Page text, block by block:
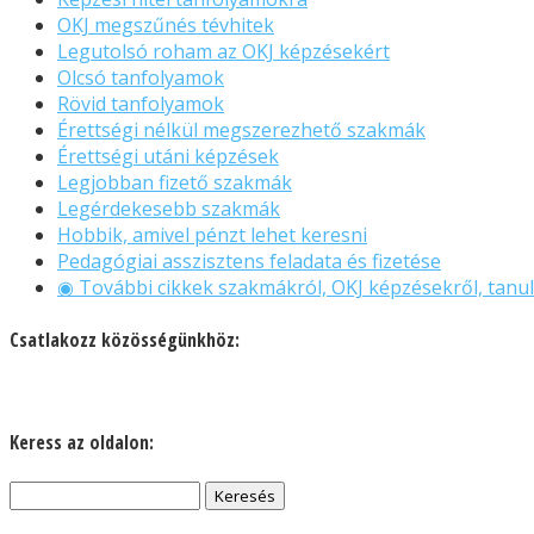
OKJ megszűnés tévhitek
Legutolsó roham az OKJ képzésekért
Olcsó tanfolyamok
Rövid tanfolyamok
Érettségi nélkül megszerezhető szakmák
Érettségi utáni képzések
Legjobban fizető szakmák
Legérdekesebb szakmák
Hobbik, amivel pénzt lehet keresni
Pedagógiai asszisztens feladata és fizetése
◉ További cikkek szakmákról, OKJ képzésekről,
Csatlakozz közösségünkhöz:
Keress az oldalon: